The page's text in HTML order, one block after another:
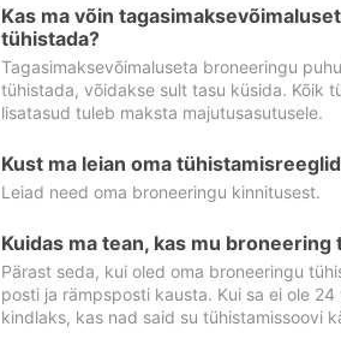
Kas ma võin
tühistada?
Tagasimaksevõimaluseta broneeringu
tühistada, võidakse sult tasu küsida. Kõik
lisatasud tuleb maksta majutusasutusele.
Kust ma leian oma
Leiad need oma broneeringu kinnitusest.
Kuidas ma tean, kas mu broneering
Pärast seda, kui oled oma broneeringu
posti ja rämpsposti kausta. Kui sa ei ole
kindlaks, kas nad said su tühistamissoovi